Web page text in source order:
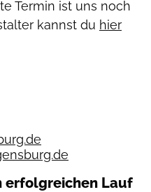
Termin ist uns noch
kannst du hier
erfolgreichen Lauf